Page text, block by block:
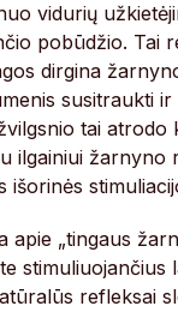
vidurių
pobūdžio. Tai
dirgina
susitraukti
tai atrodo
ilgainiui žarnyno
išorinės
apie „tingaus
stimuliuojančius
refleksai